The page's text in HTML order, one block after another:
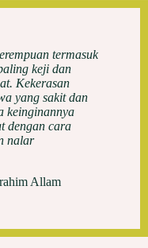
termasuk
keji dan
Kekerasan
yang sakit dan
keinginannya
dengan cara
nalar
Allam